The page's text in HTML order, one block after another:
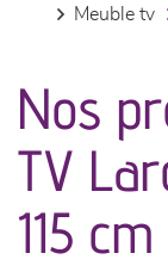
séjours
meubles de
chambres et
meuble tv
Nos
TV
115 cm